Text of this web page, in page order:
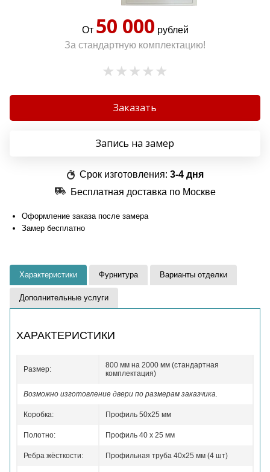
От 50 000 рублей
За стандартную комплектацию!
Заказать
Запись на замер
Срок изготовления: 3-4 дня
Бесплатная доставка по Москве
Оформление заказа после замера
Замер бесплатно
Характеристики Фурнитура Варианты отделки
Дополнительные услуги
ХАРАКТЕРИСТИКИ
Размер:
800 мм на 2000 мм (стандартная
комплектация)
Возможно изготовление двери по размерам заказчика.
Коробка: Профиль 50x25 мм
Полотно: Профиль 40 x 25 мм
Ребра жёсткости: Профильная труба 40х25 мм (4 шт)